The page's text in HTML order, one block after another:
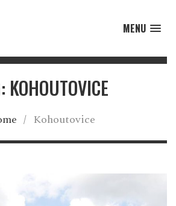
MENU
KOHOUTOVICE
/ Kohoutovice